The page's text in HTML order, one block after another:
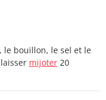
le bouillon, le sel et le
mijoter 20